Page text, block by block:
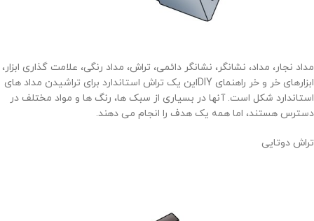
مداد نجار، مداد، نشانگر، نشانگر دائمی، تراش، مداد رنگی، علامت گذاری ابزار،
ابزارهای خر و خر راهنمای DIYاین یک تراش استاندارد برای تراشیدن مداد های
استاندارد شکل است. آنها در بسیاری از سبک ها، رنگ ها و مواد مختلف در
دسترس هستند، اما همه یک هدف را انجام می دهند.
تراش دوتایی